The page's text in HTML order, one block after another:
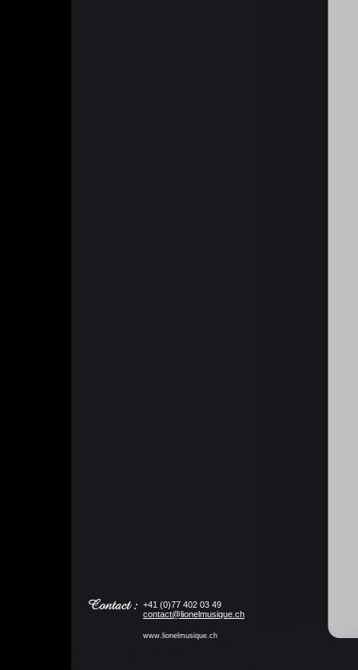
+41 (0)77 402 03 49
contact@lionelmusique.ch
www.lionelmusique.ch